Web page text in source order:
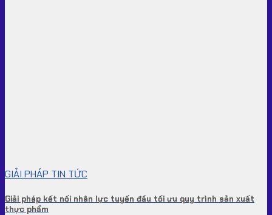
GIẢI PHÁP TIN TỨC
Giải pháp kết nối nhân lực tuyến đầu tối ưu quy trình sản xuất
thực phẩm